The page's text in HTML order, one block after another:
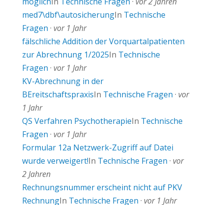
med7\dbf\autosicherungIn Technische
Fragen · vor 1 Jahr
fälschliche Addition der Vorquartalpatienten
zur Abrechnung 1/2025In Technische
Fragen · vor 1 Jahr
KV-Abrechnung in der
BEreitschaftspraxisIn Technische Fragen · vor
1 Jahr
QS Verfahren PsychotherapieIn Technische
Fragen · vor 1 Jahr
Formular 12a Netzwerk-Zugriff auf Datei
wurde verweigert!In Technische Fragen · vor
2 Jahren
Rechnungsnummer erscheint nicht auf PKV
RechnungIn Technische Fragen · vor 1 Jahr